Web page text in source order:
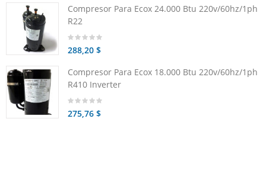
Compresor Para Ecox 24.000 Btu 220v/60hz/1ph
R22
288,20 $
Compresor Para Ecox 18.000 Btu 220v/60hz/1ph
R410 Inverter
275,76 $